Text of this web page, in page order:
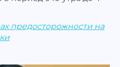
предосторожности на